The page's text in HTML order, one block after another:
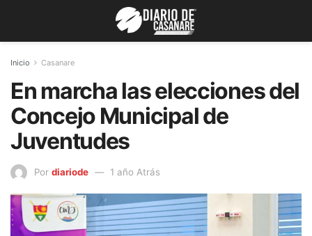
Inicio Casanare
En marcha las elecciones del
Concejo Municipal de
Juventudes
Por diariode 1 año Atrás